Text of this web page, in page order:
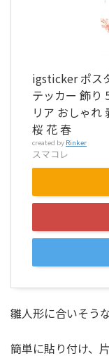
igsticker ポス
テッカー 飾り
リア おしゃ
桜 花 春
created by Rinker
スマコレ
雛人形に合いそう
簡単に貼り付け、